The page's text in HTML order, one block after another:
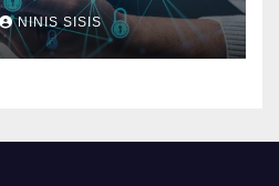
NINIS SISIS